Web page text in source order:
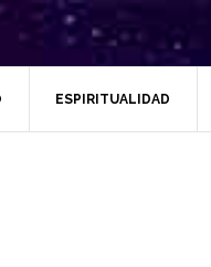
ESPIRITUALIDAD